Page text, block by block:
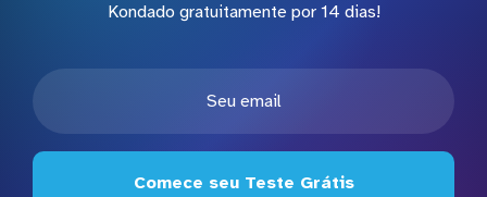
Kondado gratuitamente por 14 dias!
Comece seu Teste Grátis